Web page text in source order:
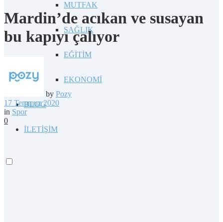
MUTFAK
SAĞLIK
EĞİTİM
EKONOMİ
BLOG
İLETİŞİM
Mardin’de acıkan ve susayan
bu kapıyı çalıyor
by Pozy
17 Temmuz 2020
in Spor
0